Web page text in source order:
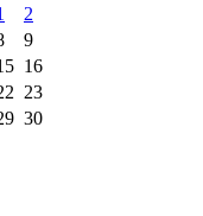
2
9
16
23
30